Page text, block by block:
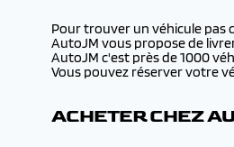
Pour trouver un véhicule pas
AutoJM vous propose de
AutoJM c'est près de 1000
Vous pouvez réserver votre
ACHETER CHEZ